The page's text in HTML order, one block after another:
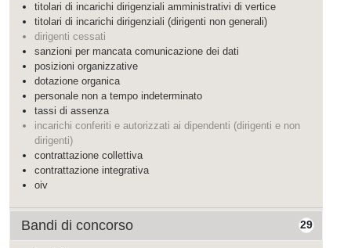
titolari di incarichi dirigenziali amministrativi di vertice
titolari di incarichi dirigenziali (dirigenti non generali)
dirigenti cessati
sanzioni per mancata comunicazione dei dati
posizioni organizzative
dotazione organica
personale non a tempo indeterminato
tassi di assenza
incarichi conferiti e autorizzati ai dipendenti (dirigenti e non
dirigenti)
contrattazione collettiva
contrattazione integrativa
oiv
29
Bandi di concorso